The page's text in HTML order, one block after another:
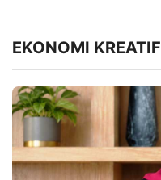
EKONOMI KREATIF